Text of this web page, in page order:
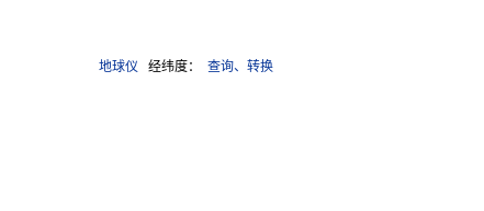
地球仪 经纬度： 查询、转换